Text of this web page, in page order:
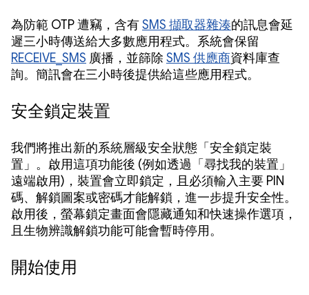
為防範 OTP 遭竊，含有SMS 擷取器雜湊的訊息會延
遲三小時傳送給大多數應用程式。系統會保留
RECEIVE_SMS 廣播，並篩除 SMS 供應商資料庫查
詢。簡訊會在三小時後提供給這些應用程式。
安全鎖定裝置
我們將推出新的系統層級安全狀態「安全鎖定裝
置」。啟用這項功能後 (例如透過「尋找我的裝置」
遠端啟用)，裝置會立即鎖定，且必須輸入主要 PIN
碼、解鎖圖案或密碼才能解鎖，進一步提升安全性。
啟用後，螢幕鎖定畫面會隱藏通知和快速操作選項，
且生物辨識解鎖功能可能會暫時停用。
開始使用